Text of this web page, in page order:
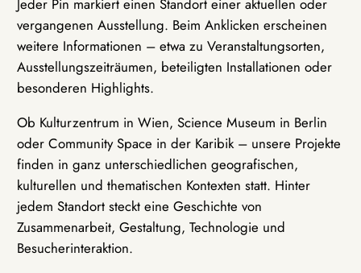
Jeder Pin markiert einen Standort einer aktuellen oder
vergangenen Ausstellung. Beim Anklicken erscheinen
weitere Informationen – etwa zu Veranstaltungsorten,
Ausstellungszeiträumen, beteiligten Installationen oder
besonderen Highlights.
Ob Kulturzentrum in Wien, Science Museum in Berlin
oder Community Space in der Karibik – unsere Projekte
finden in ganz unterschiedlichen geografischen,
kulturellen und thematischen Kontexten statt. Hinter
jedem Standort steckt eine Geschichte von
Zusammenarbeit, Gestaltung, Technologie und
Besucherinteraktion.